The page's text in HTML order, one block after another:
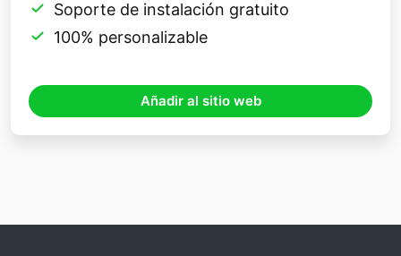
Soporte de instalación gratuito
100% personalizable
Añadir al sitio web